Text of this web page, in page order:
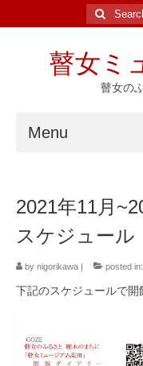
Search
for:
瞽女ミ
瞽女の
Menu
ニュース
イベント
瞽女ゆかりの地
瞽女の研究と資料
2021年11月
スケジュール
by nigorikawa | posted in:
下記のスケジュールで開